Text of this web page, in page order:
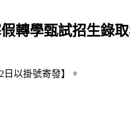
轉學甄試招生錄
以掛號寄發】。